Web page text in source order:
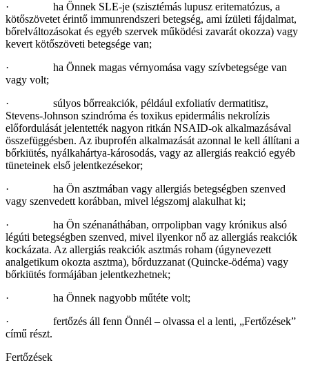
· ha Önnek SLE-je (szisztémás lupusz eritematózus, a
kötőszövetet érintő immunrendszeri betegség, ami ízületi fájdalmat,
bőrelváltozásokat és egyéb szervek működési zavarát okozza) vagy
kevert kötőszöveti betegsége van;
· ha Önnek magas vérnyomása vagy szívbetegsége van
vagy volt;
· súlyos bőrreakciók, például exfoliatív dermatitisz,
Stevens-Johnson szindróma és toxikus epidermális nekrolízis
előfordulását jelentették nagyon ritkán NSAID-ok alkalmazásával
összefüggésben. Az ibuprofén alkalmazását azonnal le kell állítani a
bőrkiütés, nyálkahártya-károsodás, vagy az allergiás reakció egyéb
tüneteinek első jelentkezésekor;
· ha Ön asztmában vagy allergiás betegségben szenved
vagy szenvedett korábban, mivel légszomj alakulhat ki;
· ha Ön szénanáthában, orrpolipban vagy krónikus alsó
légúti betegségben szenved, mivel ilyenkor nő az allergiás reakciók
kockázata. Az allergiás reakciók asztmás roham (úgynevezett
analgetikum okozta asztma), bőrduzzanat (Quincke-ödéma) vagy
bőrkiütés formájában jelentkezhetnek;
· ha Önnek nagyobb műtéte volt;
· fertőzés áll fenn Önnél – olvassa el a lenti, „Fertőzések”
című részt.
Fertőzések